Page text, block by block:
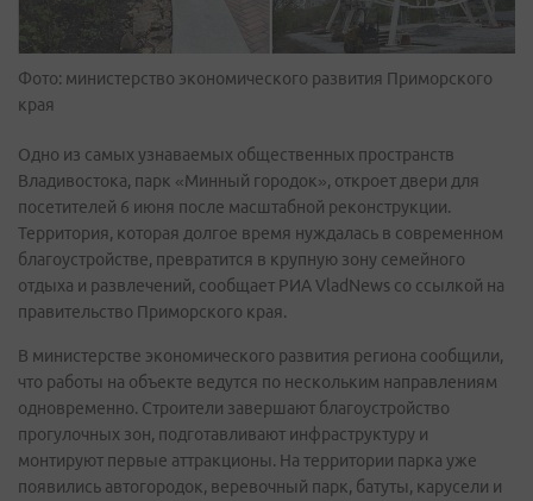
Фото: министерство экономического развития Приморского
края
Одно из самых узнаваемых общественных пространств
Владивостока, парк «Минный городок», откроет двери для
посетителей 6 июня после масштабной реконструкции.
Территория, которая долгое время нуждалась в современном
благоустройстве, превратится в крупную зону семейного
отдыха и развлечений, сообщает РИА VladNews со ссылкой на
правительство Приморского края.
В министерстве экономического развития региона сообщили,
что работы на объекте ведутся по нескольким направлениям
одновременно. Строители завершают благоустройство
прогулочных зон, подготавливают инфраструктуру и
монтируют первые аттракционы. На территории парка уже
появились автогородок, веревочный парк, батуты, карусели и